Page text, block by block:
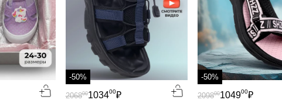
-50%
103400₽
206800
-50%
104900₽
209800